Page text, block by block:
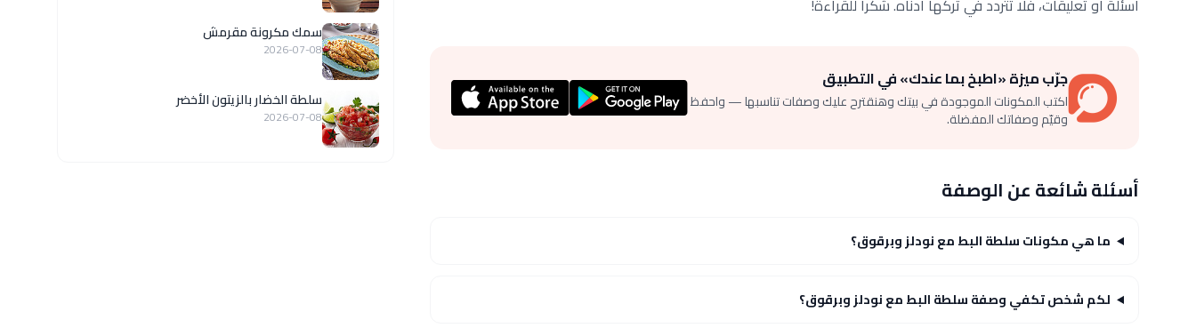
أسئلة أو تعليقات، فلا تتردد في تركها أدناه. شكرا للقراءة!
جرّب ميزة «اطبخ بما عندك» في التطبيق
اكتب المكونات الموجودة في بيتك وهنقترح عليك وصفات تناسبها — واحفظ
وقيّم وصفاتك المفضلة.
أسئلة شائعة عن الوصفة
ما هي مكونات سلطة البط مع نودلز وبرقوق؟
لكم شخص تكفي وصفة سلطة البط مع نودلز وبرقوق؟
سمك مكرونة مقرمش
2026-07-08
سلطة الخضار بالزيتون الأخضر
2026-07-08